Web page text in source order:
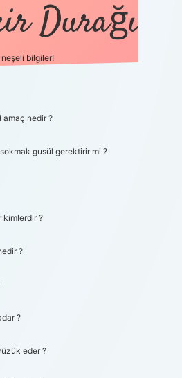
Durağı
bilgiler!
amaç nedir ?
gusül gerektirir mi ?
kimlerdir ?
?
?
eder ?